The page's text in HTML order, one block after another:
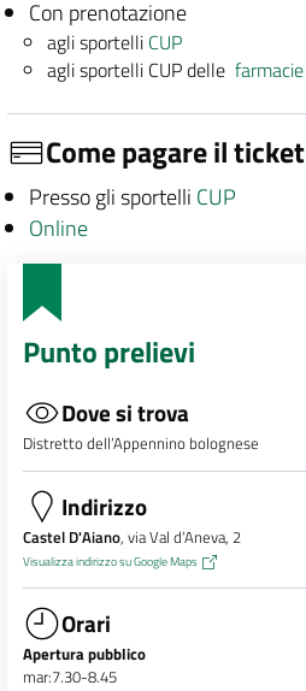
Con prenotazione
agli sportelli CUP
agli sportelli CUP dellefarmacie
Come pagare il ticket
Presso gli sportelli CUP
Online
Punto prelievi
Dove si trova
Distretto dell’Appennino bolognese
Indirizzo
Castel D'Aiano, via Val d’Aneva, 2
Visualizza indirizzo su Google Maps
Orari
Apertura pubblico
mar:7.30-8.45